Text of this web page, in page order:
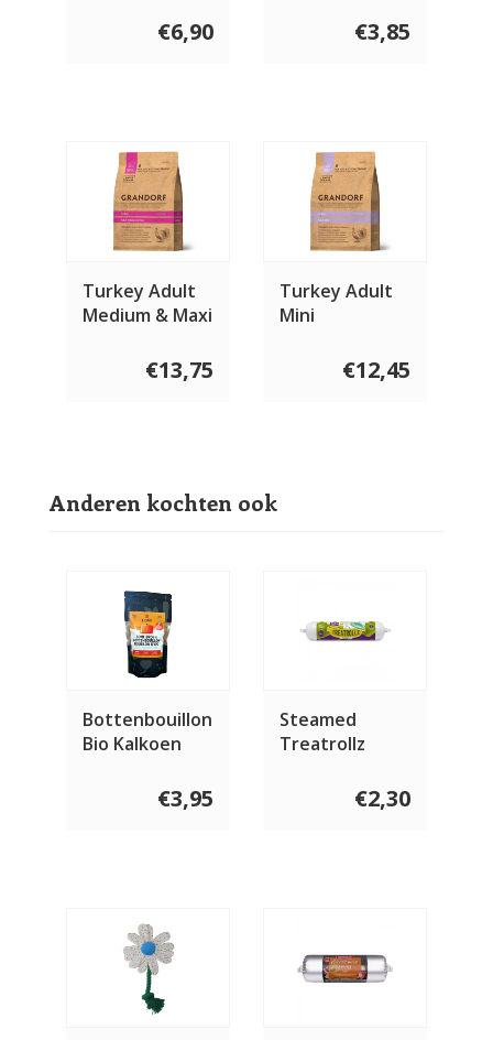
€6,90 €3,85
Turkey Adult
Medium & Maxi
€13,75
Turkey Adult
Mini
€12,45
Anderen kochten ook
Bottenbouillon
Bio Kalkoen
€3,95
Steamed
Treatrollz
€2,30